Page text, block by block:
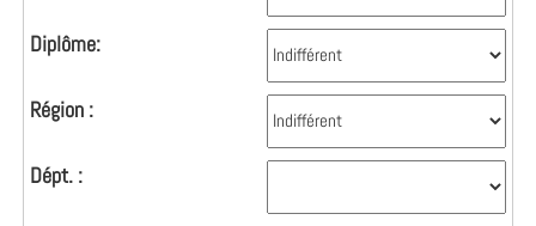
Diplôme:
Région :
Dépt. :